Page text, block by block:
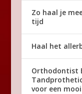
Zo haal je
tijd
Haal het
Orthodontist
voor een